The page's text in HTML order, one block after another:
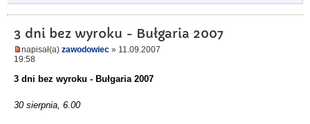
3 dni bez wyroku - Bułgaria 2007
napisał(a) zawodowiec » 11.09.2007
19:58
3 dni bez wyroku - Bułgaria 2007
30 sierpnia, 6.00